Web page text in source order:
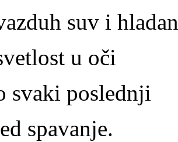
suv i
u oči
svaki poslednji
spavanje.